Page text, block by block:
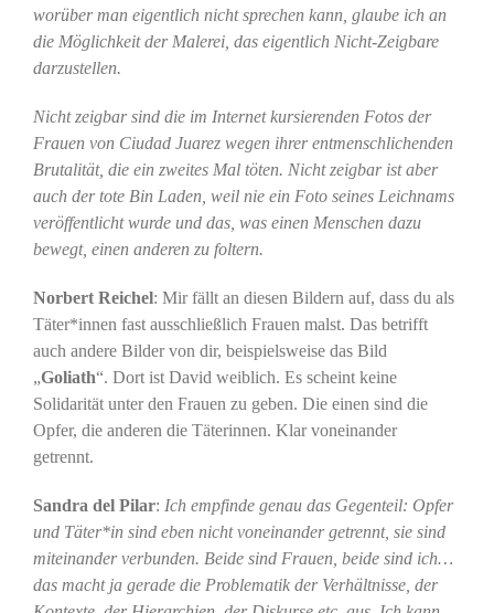
worüber man eigentlich nicht sprechen kann, glaube ich an
die Möglichkeit der Malerei, das eigentlich Nicht-Zeigbare
darzustellen.
Nicht zeigbar sind die im Internet kursierenden Fotos der
Frauen von Ciudad Juarez wegen ihrer entmenschlichenden
Brutalität, die ein zweites Mal töten. Nicht zeigbar ist aber
auch der tote Bin Laden, weil nie ein Foto seines Leichnams
veröffentlicht wurde und das, was einen Menschen dazu
bewegt, einen anderen zu foltern.
Norbert Reichel: Mir fällt an diesen Bildern auf, dass du als
Täter*innen fast ausschließlich Frauen malst. Das betrifft
auch andere Bilder von dir, beispielsweise das Bild
„Goliath“. Dort ist David weiblich. Es scheint keine
Solidarität unter den Frauen zu geben. Die einen sind die
Opfer, die anderen die Täterinnen. Klar voneinander
getrennt.
Sandra del Pilar: Ich empfinde genau das Gegenteil: Opfer
und Täter*in sind eben nicht voneinander getrennt, sie sind
miteinander verbunden. Beide sind Frauen, beide sind ich…
das macht ja gerade die Problematik der Verhältnisse, der